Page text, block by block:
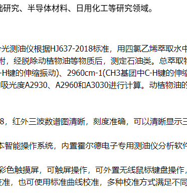
究、半导体材料、日用化工等研究领域。